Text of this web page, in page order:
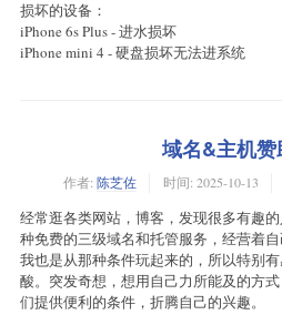
损坏的设备：
iPhone 6s Plus - 进水损坏
iPhone mini 4 - 硬盘损坏无法进系统
域名&主机赞
作者: 陈芝佐 时间: 2025-10-13
经常逛各类网站，博客，发现很多有趣
种免费的三级域名和托管服务，经营着自
我也是从那种条件玩起来的，所以特别
酸。突发奇想，想用自己力所能及的方
们提供便利的条件，折腾自己的兴趣。